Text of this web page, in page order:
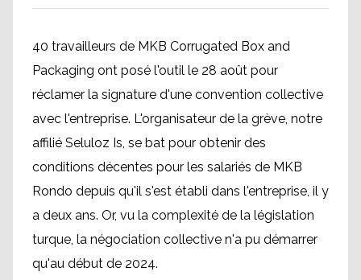
40 travailleurs de MKB Corrugated Box and
Packaging ont posé l'outil le 28 août pour
réclamer la signature d'une convention collective
avec l'entreprise. L'organisateur de la grève, notre
affilié Seluloz Is, se bat pour obtenir des
conditions décentes pour les salariés de MKB
Rondo depuis qu'il s'est établi dans l'entreprise, il y
a deux ans. Or, vu la complexité de la législation
turque, la négociation collective n'a pu démarrer
qu'au début de 2024.